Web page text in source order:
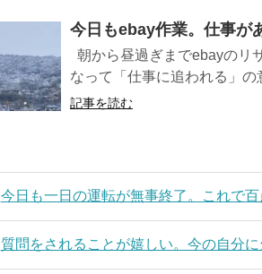
今日もebay作業。仕事が
朝から昼過ぎまでebayのリ
なって「仕事に追われる」の
記事を読む
今日も一日の運転が無事終了。これで
質問をされることが嬉しい。今の自分